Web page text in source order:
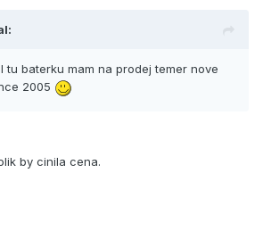
tu baterku mam na prodej temer nove
2005
by cinila cena.